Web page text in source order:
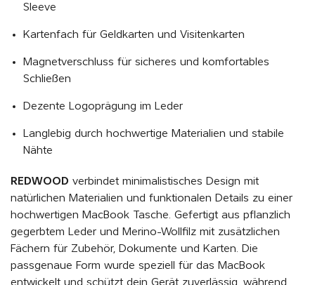
Sleeve
Kartenfach für Geldkarten und Visitenkarten
Magnetverschluss für sicheres und komfortables
Schließen
Dezente Logoprägung im Leder
Langlebig durch hochwertige Materialien und stabile
Nähte
REDWOOD verbindet minimalistisches Design mit
natürlichen Materialien und funktionalen Details zu einer
hochwertigen MacBook Tasche. Gefertigt aus pflanzlich
gegerbtem Leder und Merino-Wollfilz mit zusätzlichen
Fächern für Zubehör, Dokumente und Karten. Die
passgenaue Form wurde speziell für das MacBook
entwickelt und schützt dein Gerät zuverlässig, während